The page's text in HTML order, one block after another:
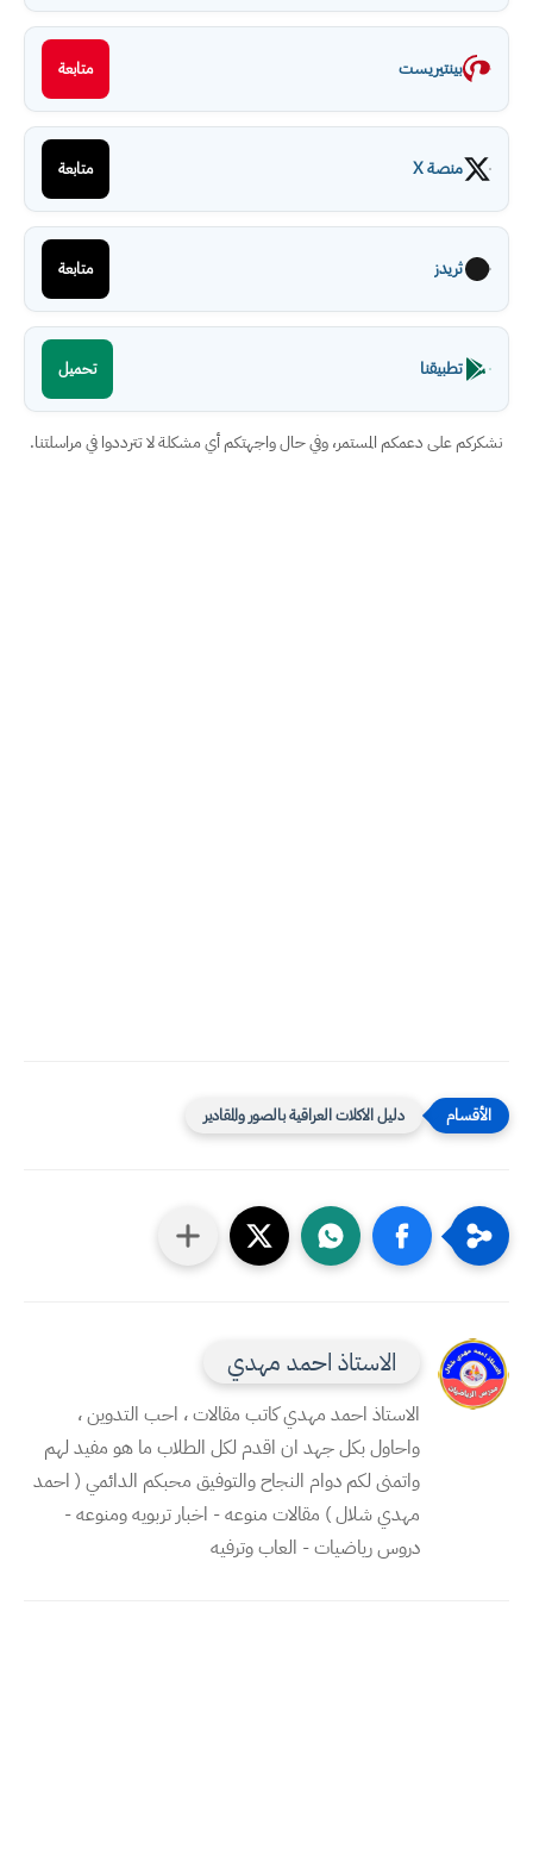
بينتيريست متابعة
منصة X متابعة
ثريدز متابعة
تطبيقنا تحميل
نشكركم على دعمكم المستمر، وفي حال واجهتكم أي مشكلة لا تترددوا في مراسلتنا.
دليل الاكلات العراقية بالصور والمقادير
الاستاذ احمد مهدي
الاستاذ احمد مهدي كاتب مقالات ، احب التدوين ،
واحاول بكل جهد ان اقدم لكل الطلاب ما هو مفيد لهم
واتمنى لكم دوام النجاح والتوفيق محبكم الدائمي ( احمد
مهدي شلال ) مقالات منوعه - اخبار تربويه ومنوعه -
دروس رياضيات - العاب وترفيه